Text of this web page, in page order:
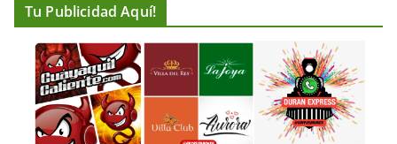
Tu Publicidad Aquí!